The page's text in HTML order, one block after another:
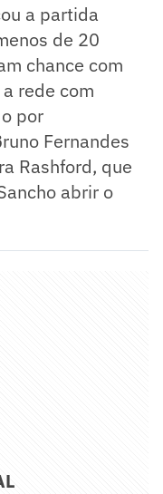
a partida
de 20
chance com
rede com
por
Fernandes
Rashford, que
abrir o